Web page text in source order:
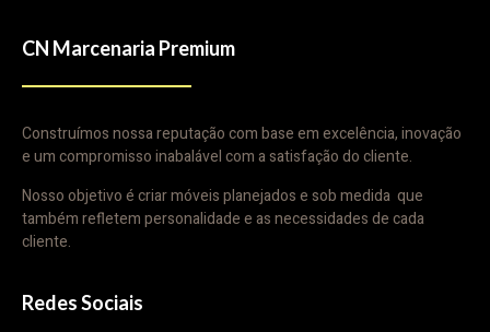
CN Marcenaria Premium
Construímos nossa reputação com base em excelência, inovação
e um compromisso inabalável com a satisfação do cliente.
Nosso objetivo é criar móveis planejados e sob medida que
também refletem personalidade e as necessidades de cada
cliente.
Redes Sociais